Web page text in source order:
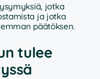
jotka
ja jotka
päätöksen.
tulee